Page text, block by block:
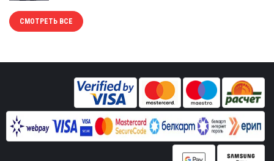
СМОТРЕТЬ ВСЕ